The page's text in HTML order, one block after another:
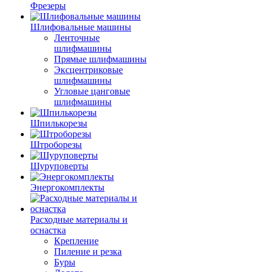
Фрезеры
Шлифовальные машины
Ленточные
шлифмашины
Прямые шлифмашины
Эксцентриковые
шлифмашины
Угловые цанговые
шлифмашины
Шпилькорезы
Штроборезы
Шуруповерты
Энергокомплекты
Расходные материалы и
оснастка
Крепление
Пиление и резка
Буры